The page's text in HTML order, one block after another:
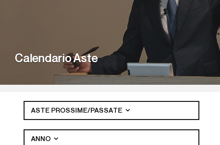
Calendario Aste
ASTE PROSSIME/PASSATE
ANNO